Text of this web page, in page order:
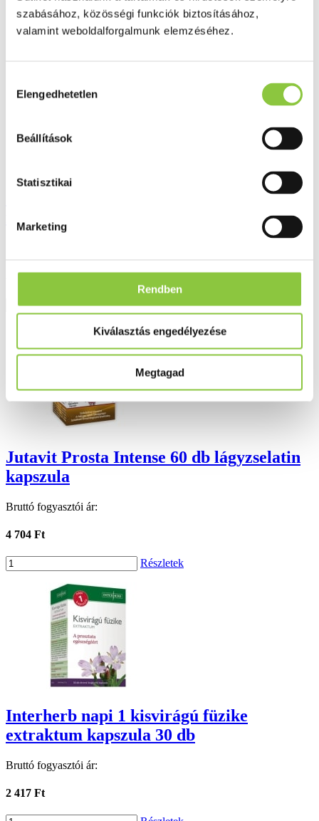
szabásához, közösségi funkciók biztosításához,
valamint weboldalforgalmunk elemzéséhez.
kiválasztása
Elengedhetetlen
Beállítások
Statisztikai
Marketing
Rendben
Kiválasztás engedélyezése
Megtagad
Ezek is érdekelhetik Önt
filmtabletta 45 db
2 069 Ft
Részletek
Jutavit Prosta Intense 60 db lágyzselatin
kapszula
Bruttó fogyasztói ár:
4 704 Ft
Részletek
Interherb napi 1 kisvirágú füzike
extraktum kapszula 30 db
Bruttó fogyasztói ár:
2 417 Ft